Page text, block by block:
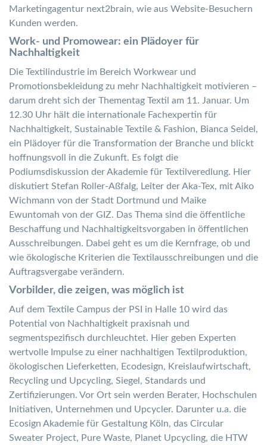
Marketingagentur next2brain, wie aus Website-Besuchern
Kunden werden.
Work- und Promowear: ein Plädoyer für
Nachhaltigkeit
Die Textilindustrie im Bereich Workwear und
Promotionsbekleidung zu mehr Nachhaltigkeit motivieren –
darum dreht sich der Thementag Textil am 11. Januar. Um
12.30 Uhr hält die internationale Fachexpertin für
Nachhaltigkeit, Sustainable Textile & Fashion, Bianca Seidel,
ein Plädoyer für die Transformation der Branche und blickt
hoffnungsvoll in die Zukunft. Es folgt die
Podiumsdiskussion der Akademie für Textilveredlung. Hier
diskutiert Stefan Roller-Aßfalg, Leiter der Aka-Tex, mit Aiko
Wichmann von der Stadt Dortmund und Maike
Ewuntomah von der GIZ. Das Thema sind die öffentliche
Beschaffung und Nachhaltigkeitsvorgaben in öffentlichen
Ausschreibungen. Dabei geht es um die Kernfrage, ob und
wie ökologische Kriterien die Textilausschreibungen und die
Auftragsvergabe verändern.
Vorbilder, die zeigen, was möglich ist
Auf dem Textile Campus der PSI in Halle 10 wird das
Potential von Nachhaltigkeit praxisnah und
segmentspezifisch durchleuchtet. Hier geben Experten
wertvolle Impulse zu einer nachhaltigen Textilproduktion,
ökologischen Lieferketten, Ecodesign, Kreislaufwirtschaft,
Recycling und Upcycling, Siegel, Standards und
Zertifizierungen. Vor Ort sein werden Berater, Hochschulen
Initiativen, Unternehmen und Upcycler. Darunter u.a. die
Ecosign Akademie für Gestaltung Köln, das Circular
Sweater Project, Pure Waste, Planet Upcycling, die HTW